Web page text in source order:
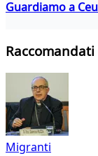
Guardiamo a
Migranti